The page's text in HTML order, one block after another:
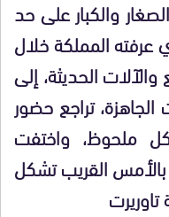
والكبار على حد
عرفته المملكة خلال
الحديثة، إلى
تراجع حضور
ملحوظ، واختفت
القريب تشكل